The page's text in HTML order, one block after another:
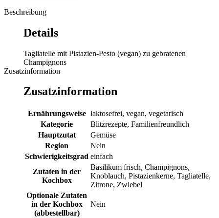
Beschreibung
Details
Tagliatelle mit Pistazien-Pesto (vegan) zu gebratenen
Champignons
Zusatzinformation
Zusatzinformation
Ernährungsweise laktosefrei, vegan, vegetarisch
Kategorie
Blitzrezepte, Familienfreundlich
Hauptzutat
Gemüse
Region
Nein
Schwierigkeitsgrad einfach
Zutaten in der
Kochbox
Basilikum frisch, Champignons,
Knoblauch, Pistazienkerne, Tagliatelle,
Zitrone, Zwiebel
Optionale Zutaten
in der Kochbox
(abbestellbar)
Nein